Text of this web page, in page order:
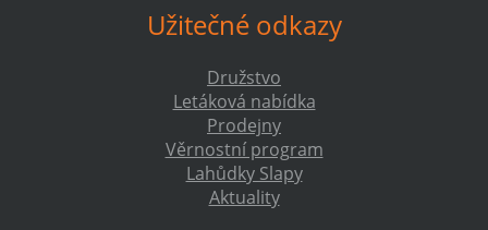
Užitečné odkazy
Družstvo
Letáková nabídka
Prodejny
Věrnostní program
Lahůdky Slapy
Aktuality